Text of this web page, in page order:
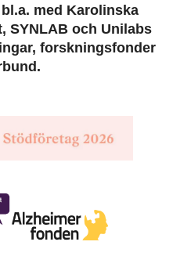
med Karolinska
SYNLAB och Unilabs
forskningsfonder